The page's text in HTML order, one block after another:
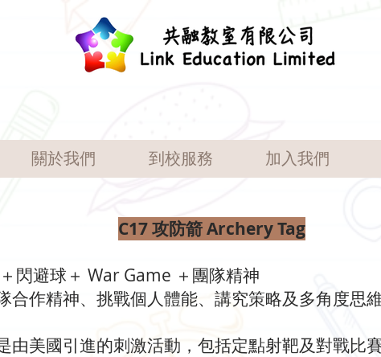
關於我們 到校服務 加入我們
C17 攻防箭 Archery Tag
閃避球＋ War Game ＋團隊精神
合作精神、挑戰個人體能、講究策略及多角度思
由美國引進的刺激活動，包括定點射靶及對戰比